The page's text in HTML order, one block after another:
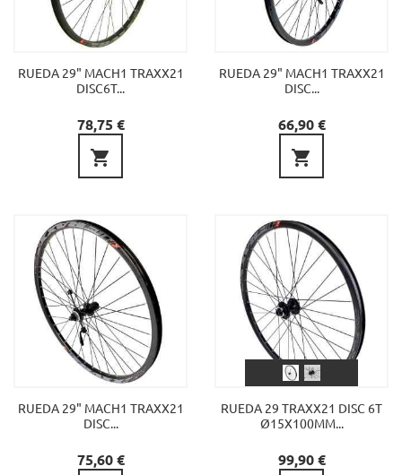
RUEDA 29" MACH1 TRAXX21
DISC6T...
Precio
78,75 €

RUEDA 29" MACH1 TRAXX21
DISC...
Precio
66,90 €

RUEDA 29" MACH1 TRAXX21
DISC...
Precio
75,60 €
RUEDA 29 TRAXX21 DISC 6T
Ø15X100MM...
Precio
99,90 €